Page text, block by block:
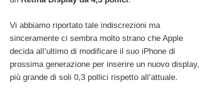
Vi abbiamo riportato tale indiscrezioni ma
sinceramente ci sembra molto strano che Apple
decida all’ultimo di modificare il suo iPhone di
prossima generazione per inserire un nuovo display,
più grande di soli 0,3 pollici rispetto all’attuale.